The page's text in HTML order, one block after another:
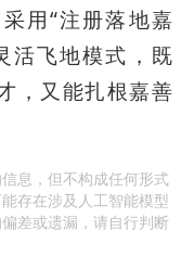
用“注册落地嘉
活飞地模式，既
，又能扎根嘉善
息，但不构成任何形式
存在涉及人工智能模型
差或遗漏，请自行判断